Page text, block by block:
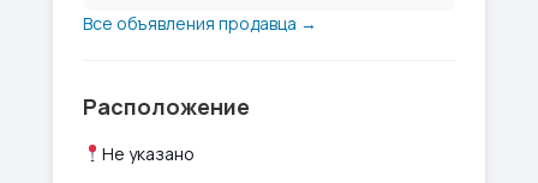
Все объявления продавца →
Расположение
Не указано